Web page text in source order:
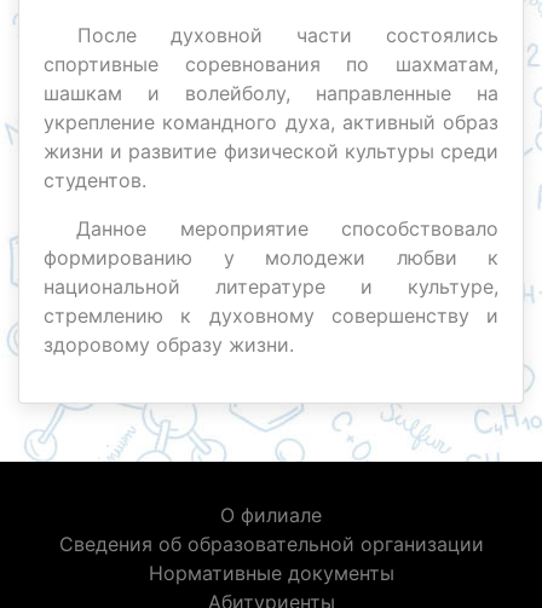
После духовной части состоялись
спортивные соревнования по шахматам,
шашкам и волейболу, направленные на
укрепление командного духа, активный образ
жизни и развитие физической культуры среди
студентов.
Данное мероприятие способствовало
формированию у молодежи любви к
национальной литературе и культуре,
стремлению к духовному совершенству и
здоровому образу жизни.
О филиале
Сведения об образовательной организации
Нормативные документы
Абитуриенты